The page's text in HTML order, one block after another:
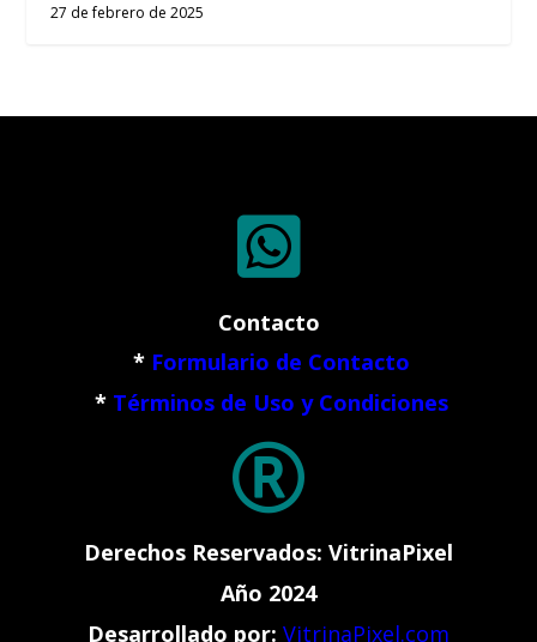
27 de febrero de 2025

Contacto
* Formulario de Contacto
* Términos de Uso y Condiciones

Derechos Reservados: VitrinaPixel
Año 2024
Desarrollado por: VitrinaPixel.com